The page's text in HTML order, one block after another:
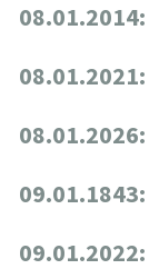
08.01.2014:
08.01.2021:
08.01.2026:
09.01.1843:
09.01.2022: